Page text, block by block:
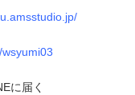
に届く